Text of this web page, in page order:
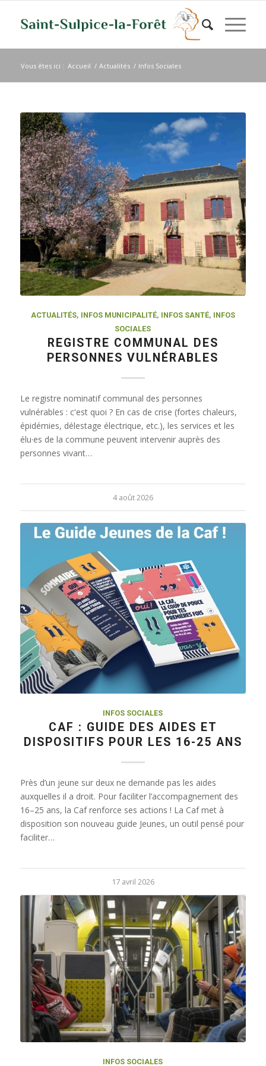
Vous êtes ici : Accueil / Actualités / Infos Sociales
ACTUALITÉS, INFOS MUNICIPALITÉ, INFOS SANTÉ, INFOS
SOCIALES
REGISTRE COMMUNAL DES
PERSONNES VULNÉRABLES
Le registre nominatif communal des personnes
vulnérables : c'est quoi ? En cas de crise (fortes chaleurs,
épidémies, délestage électrique, etc.), les services et les
élu·es de la commune peuvent intervenir auprès des
personnes vivant…
4 août 2026
INFOS SOCIALES
CAF : GUIDE DES AIDES ET
DISPOSITIFS POUR LES 16-25 ANS
Près d’un jeune sur deux ne demande pas les aides
auxquelles il a droit. Pour faciliter l’accompagnement des
16–25 ans, la Caf renforce ses actions ! La Caf met à
disposition son nouveau guide Jeunes, un outil pensé pour
faciliter…
17 avril 2026
INFOS SOCIALES